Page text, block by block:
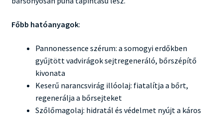
Főbb hatóanyagok:
Pannonessence szérum: a somogyi erdőkben
gyűjtött vadvirágok sejtregeneráló, bőrszépítő
kivonata
Keserű narancsvirág illóolaj: fiatalítja a bőrt,
regenerálja a bőrsejteket
Szőlőmagolaj: hidratál és védelmet nyújt a káros